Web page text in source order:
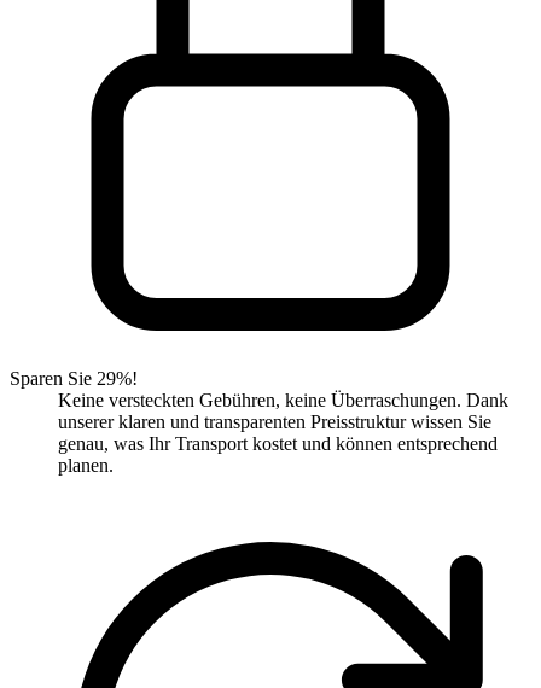
Sparen Sie 29%!
Keine versteckten Gebühren, keine Überraschungen. Dank
unserer klaren und transparenten Preisstruktur wissen Sie
genau, was Ihr Transport kostet und können entsprechend
planen.